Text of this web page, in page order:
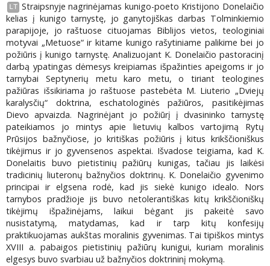
LT Straipsnyje nagrinėjamas kunigo-poeto Kristijono Donelaičio
kelias į kunigo tarnystę, jo ganytojiškas darbas Tolminkiemio
parapijoje, jo raštuose cituojamas Biblijos vietos, teologiniai
motyvai „Metuose“ ir kitame kunigo rašytiniame palikime bei jo
požiūris į kunigo tarnystę. Analizuojant K. Donelaičio pastoracinį
darbą ypatingas dėmesys kreipiamas išpažinties apeigoms ir jo
tarnybai Septynerių metu karo metu, o tiriant teologines
pažiūras išsikiriama jo raštuose pastebėta M. Liuterio „Dviejų
karalysčių“ doktrina, eschatologinės pažiūros, pasitikėjimas
Dievo apvaizda. Nagrinėjant jo požiūrį į dvasininko tarnystę
pateikiamos jo mintys apie lietuvių kalbos vartojimą Rytų
Prūsijos bažnyčiose, jo kritiškas požiūris į kitus krikščioniškus
tikėjimus ir jo gyvensenos aspektai. Išvadose teigiama, kad K.
Donelaitis buvo pietistinių pažiūrų kunigas, tačiau jis laikėsi
tradicinių liuteronų bažnyčios doktrinų. K. Donelaičio gyvenimo
principai ir elgsena rodė, kad jis siekė kunigo idealo. Nors
tarnybos pradžioje jis buvo netolerantiškas kitų krikščioniškų
tikėjimų išpažinėjams, laikui bėgant jis pakeitė savo
nusistatymą, matydamas, kad ir tarp kitų konfesijų
praktikuojamas aukštas moralinis gyvenimas. Tai tipiškos mintys
XVIII a. pabaigos pietistinių pažiūrų kunigui, kuriam moralinis
elgesys buvo svarbiau už bažnyčios doktrininį mokymą.